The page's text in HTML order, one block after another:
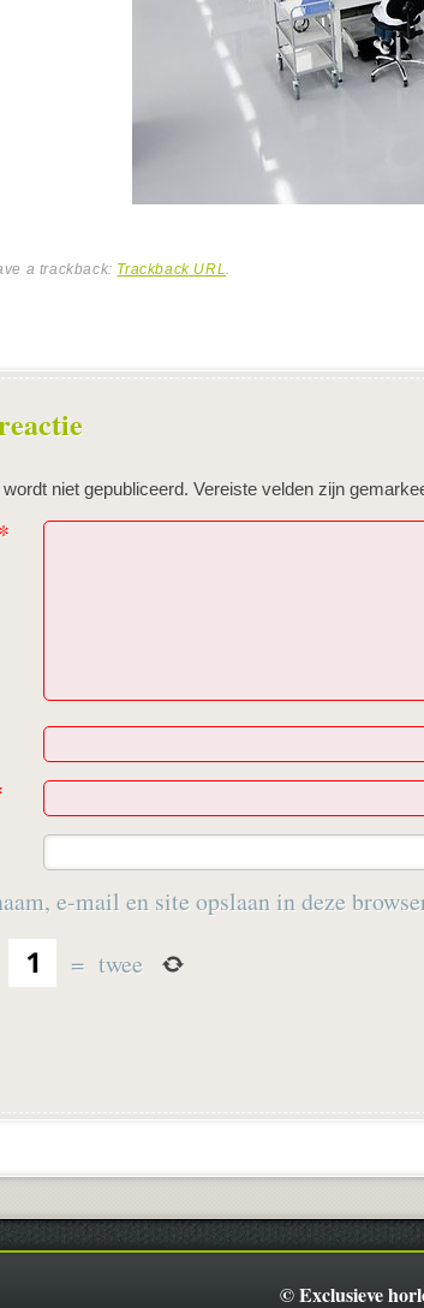
a trackback: Trackback URL.
niet gepubliceerd. Vereiste velden zijn
*
e-mail en site opslaan in deze
= twee
© Exclusieve